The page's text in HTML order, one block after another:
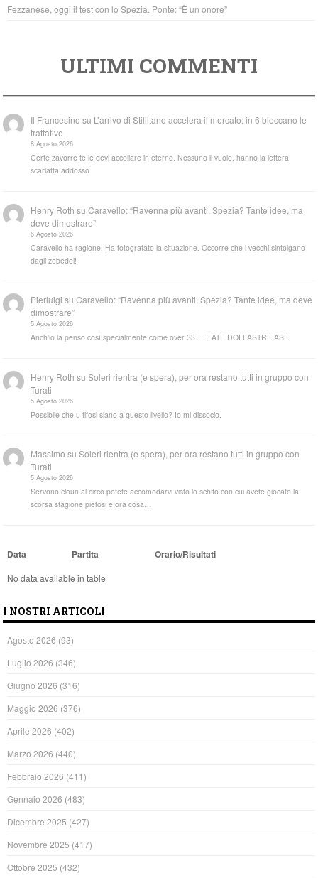
Fezzanese, oggi il test con lo Spezia. Ponte: “È un onore”
ULTIMI COMMENTI
Il Francesino su L’arrivo di Stillitano accelera il mercato: in 6 bloccano le
trattative
8 Agosto 2026
Certe zavorre te le devi accollare in eterno. Nessuno li vuole, hanno la lettera
scarlatta addosso
Henry Roth suCaravello: “Ravenna più avanti. Spezia? Tante idee, ma
deve dimostrare”
6 Agosto 2026
Caravello ha ragione. Ha fotografato la situazione. Occorre che i vecchi sintolgano
dagli zebedei!
Pierluigi suCaravello: “Ravenna più avanti. Spezia? Tante idee, ma deve
dimostrare”
5 Agosto 2026
Anch'io la penso così specialmente come over 33..... FATE DOI LASTRE ASE
Henry Roth suSoleri rientra (e spera), per ora restano tutti in gruppo con
Turati
5 Agosto 2026
Possibile che u tifosi siano a questo livello? Io mi dissocio.
Massimo suSoleri rientra (e spera), per ora restano tutti in gruppo con
Turati
5 Agosto 2026
Servono cloun al circo potete accomodarvi visto lo schifo con cui avete giocato la
scorsa stagione pietosi e ora cosa…
Data Partita Orario/Risultati
No data available in table
I NOSTRI ARTICOLI
Agosto 2026 (93)
Luglio 2026 (346)
Giugno 2026 (316)
Maggio 2026 (376)
Aprile 2026 (402)
Marzo 2026 (440)
Febbraio 2026 (411)
Gennaio 2026 (483)
Dicembre 2025 (427)
Novembre 2025 (417)
Ottobre 2025 (432)